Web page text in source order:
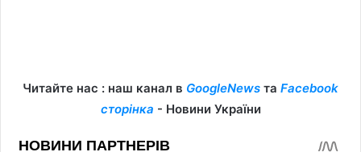
Читайте нас : наш канал в GoogleNews та Facebook
сторінка - Новини України